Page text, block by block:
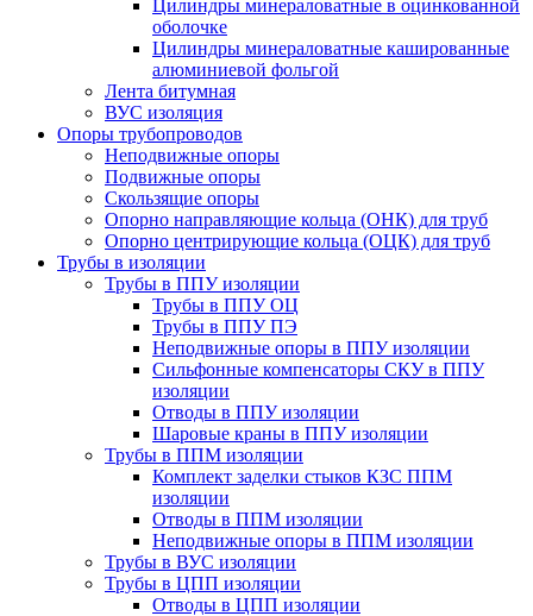
Цилиндры минераловатные в оцинкованной
оболочке
Цилиндры минераловатные кашированные
алюминиевой фольгой
Лента битумная
ВУС изоляция
Опоры трубопроводов
Неподвижные опоры
Подвижные опоры
Скользящие опоры
Опорно направляющие кольца (ОНК) для труб
Опорно центрирующие кольца (ОЦК) для труб
Трубы в изоляции
Трубы в ППУ изоляции
Трубы в ППУ ОЦ
Трубы в ППУ ПЭ
Неподвижные опоры в ППУ изоляции
Сильфонные компенсаторы СКУ в ППУ
изоляции
Отводы в ППУ изоляции
Шаровые краны в ППУ изоляции
Трубы в ППМ изоляции
Комплект заделки стыков КЗС ППМ
изоляции
Отводы в ППМ изоляции
Неподвижные опоры в ППМ изоляции
Трубы в ВУС изоляции
Трубы в ЦПП изоляции
Отводы в ЦПП изоляции